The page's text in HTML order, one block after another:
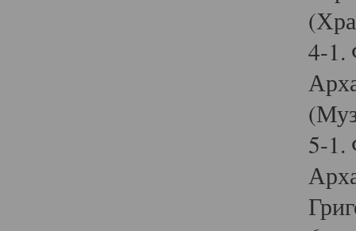
4-1.
5-1.